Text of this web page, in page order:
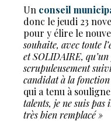
Un conseil
donc le jeudi 23
pour y élire le
souhaite, avec toute
et SOLIDAIRE,
scrupuleusement
candidat à la
qui a tenu à
talents, je ne suis
très bien remplacé »